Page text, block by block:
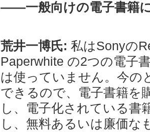
――一般向けの電子書籍
荒井一博氏: 私はSonyの
Paperwhite の2つの電子
は使っていません。今の
できるので、電子書籍を
し、電子化されている書
し、無料あるいは廉価な